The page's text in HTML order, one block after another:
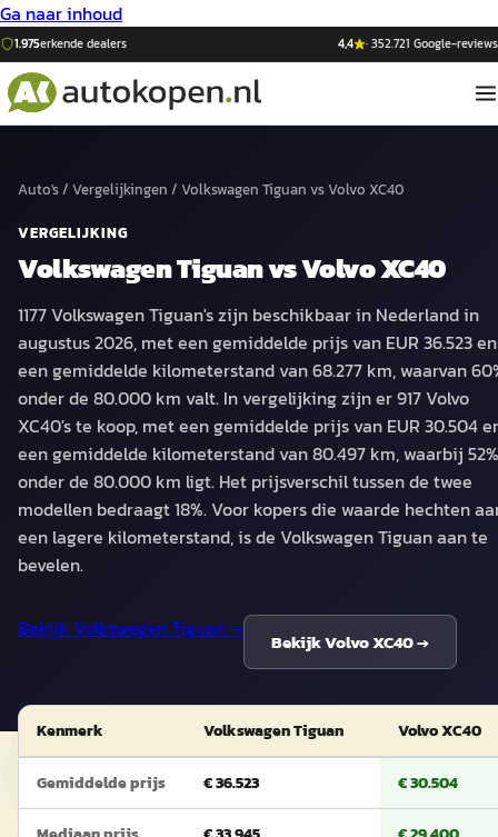
Ga naar inhoud
1.975erkende dealers 4,4 ·352.721 Google-reviews
Auto's/ Vergelijkingen / Volkswagen Tiguan vsVolvo XC40
VERGELIJKING
Volkswagen TiguanvsVolvo XC40
1177 Volkswagen Tiguan's zijn beschikbaar in Nederland in
augustus 2026, met een gemiddelde prijs van EUR 36.523 en
een gemiddelde kilometerstand van 68.277 km, waarvan
onder de 80.000 km valt. In vergelijking zijn er 917 Volvo
XC40's te koop, met een gemiddelde prijs van EUR 30.504
een gemiddelde kilometerstand van 80.497 km, waarbij 52%
onder de 80.000 km ligt. Het prijsverschil tussen de twee
modellen bedraagt 18%. Voor kopers die waarde hechten
een lagere kilometerstand, is de Volkswagen Tiguan aan te
bevelen.
Bekijk Volkswagen Tiguan→
BekijkVolvo XC40→
Kenmerk Volkswagen Tiguan Volvo XC40
Gemiddelde prijs € 36.523 € 30.504